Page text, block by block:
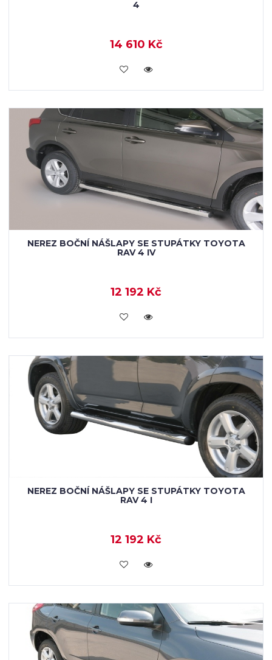
4
14 610 Kč
KOUPIT
NEREZ BOČNÍ NÁŠLAPY SE STUPÁTKY TOYOTA
RAV 4 IV
12 192 Kč
KOUPIT
NEREZ BOČNÍ NÁŠLAPY SE STUPÁTKY TOYOTA
RAV 4 I
12 192 Kč
KOUPIT